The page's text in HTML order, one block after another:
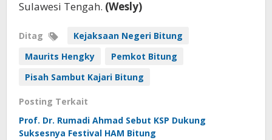
Sulawesi Tengah. (Wesly)
Ditag
Kejaksaan Negeri Bitung
Maurits Hengky
Pemkot Bitung
Pisah Sambut Kajari Bitung
Posting Terkait
Prof. Dr. Rumadi Ahmad Sebut KSP Dukung
Suksesnya Festival HAM Bitung